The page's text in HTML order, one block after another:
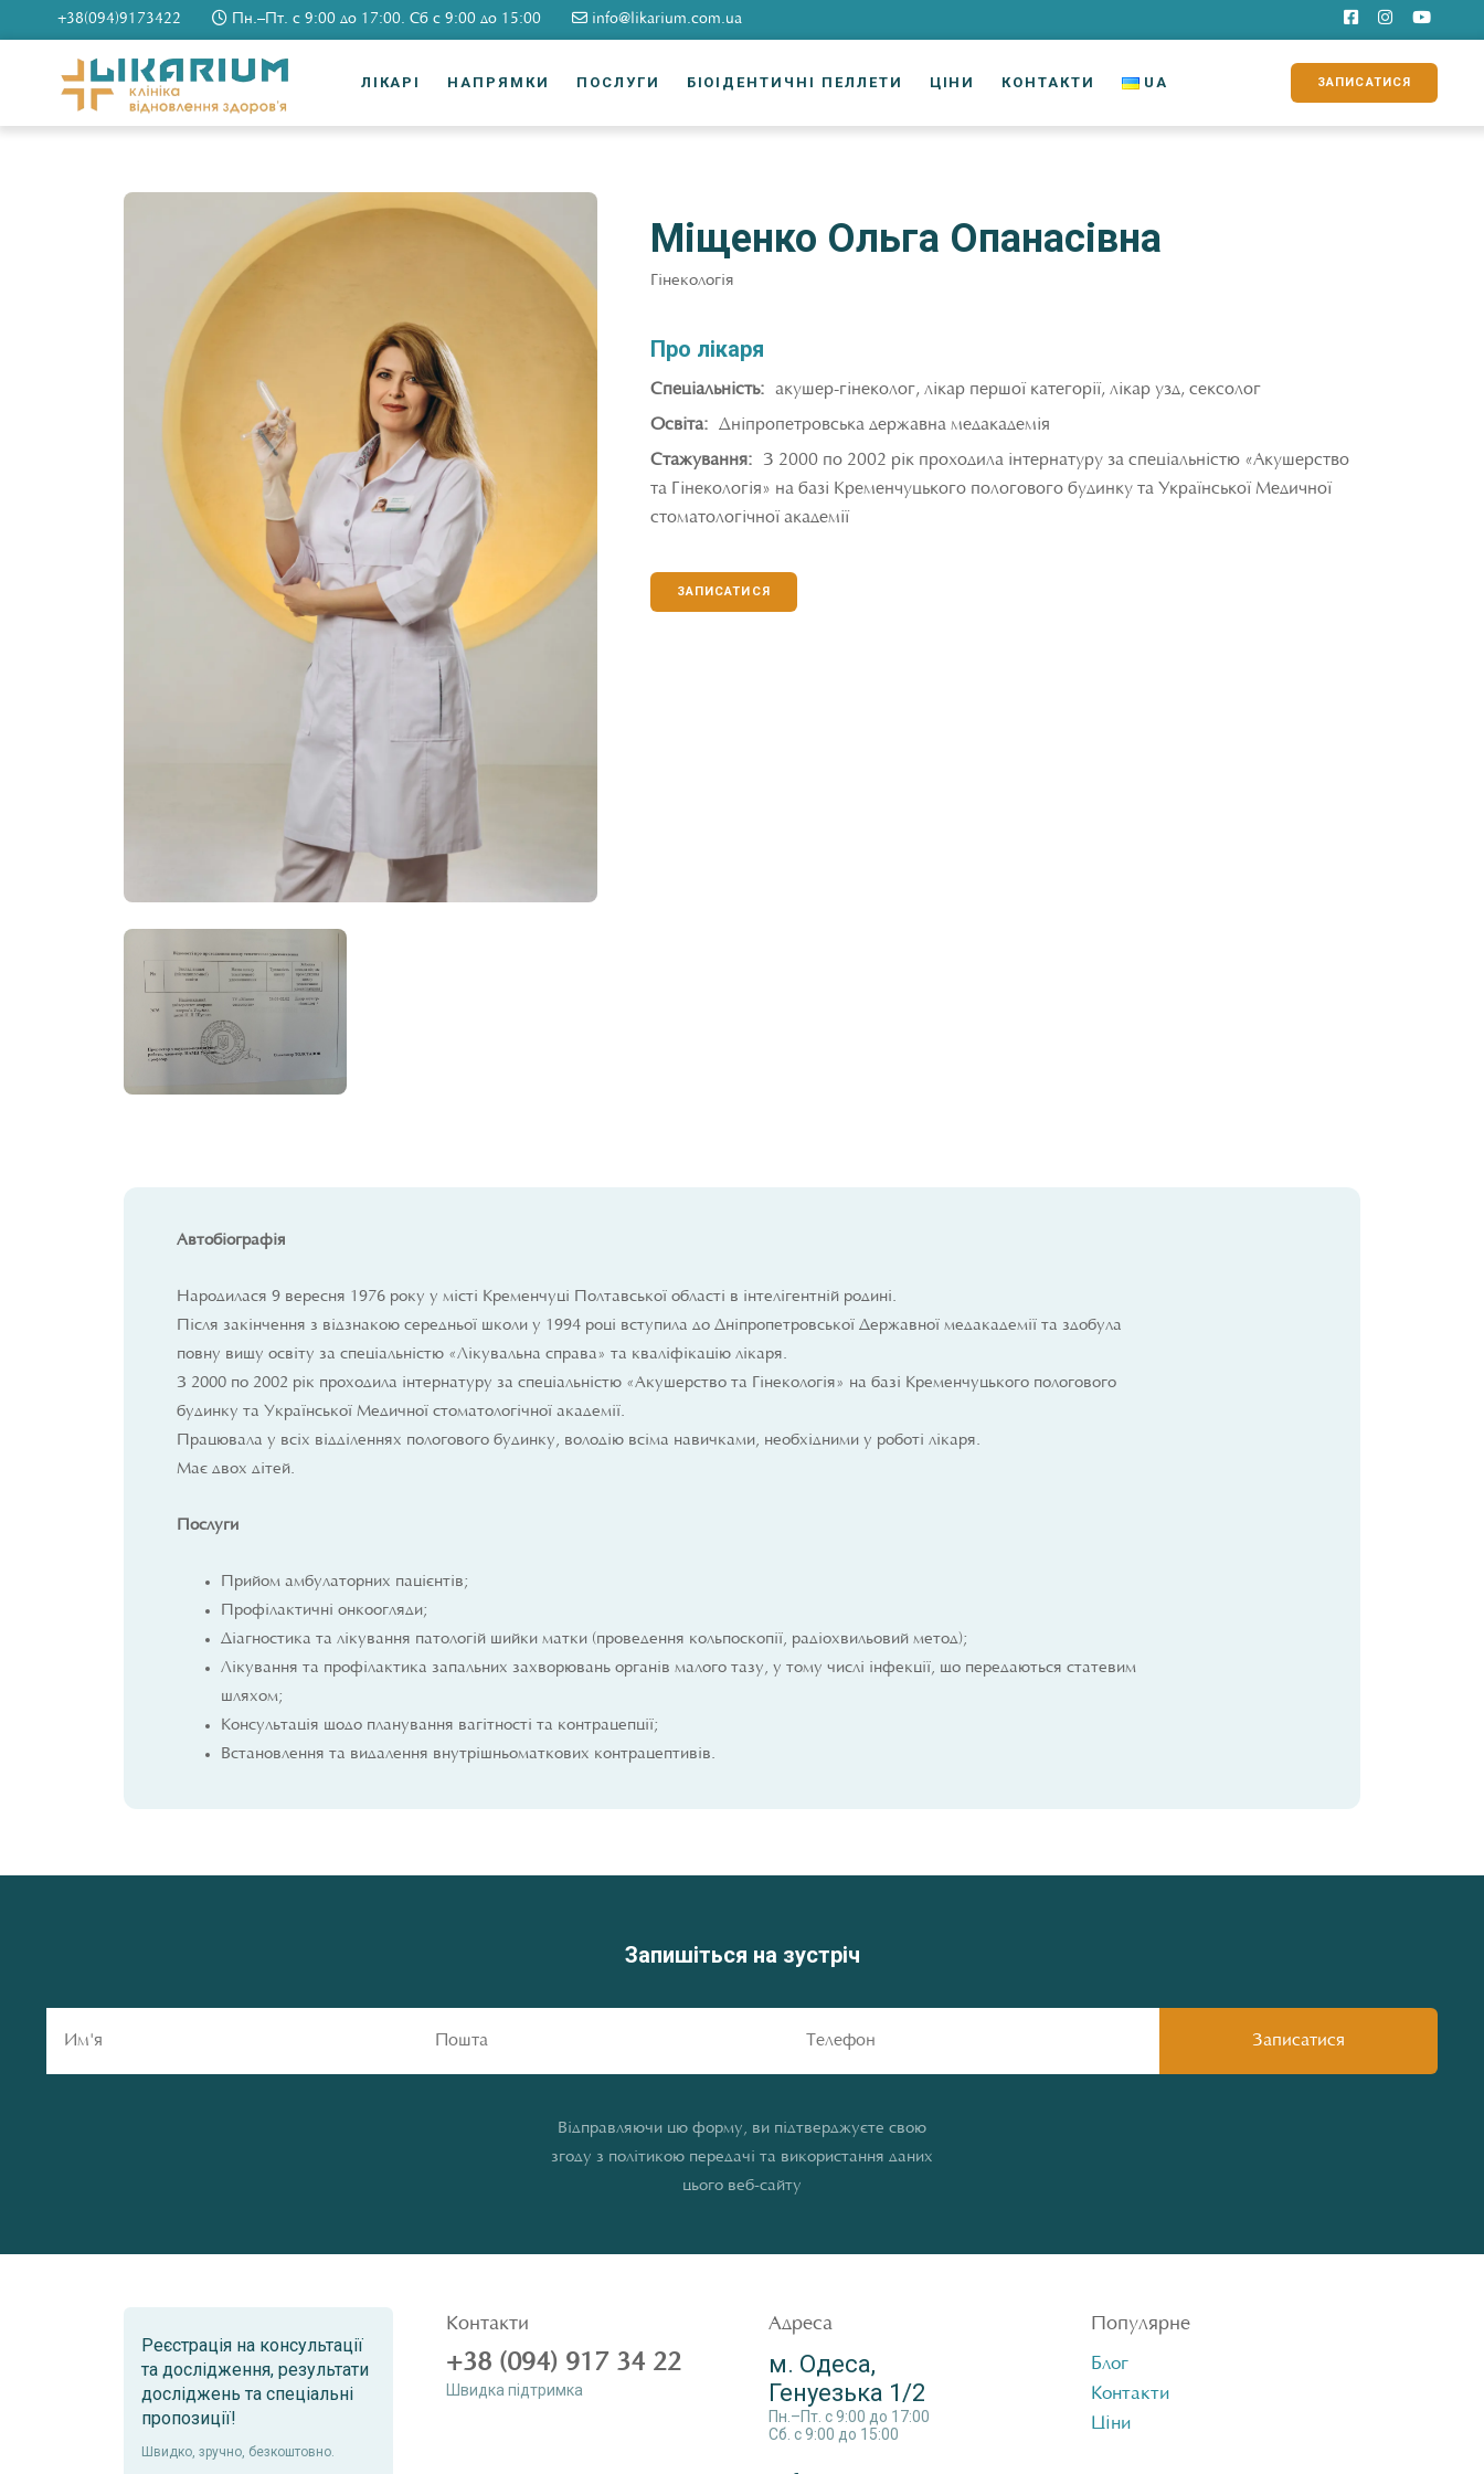
+38(094)9173422 Пн.–Пт. c 9:00 до 17:00. Сб c 9:00 до 15:00 info@likarium.com.ua
ЛІКАРІ НАПРЯМКИ ПОСЛУГИ БІОІДЕНТИЧНІ ПЕЛЛЕТИ ЦІНИ КОНТАКТИ UA ЗАПИСАТИСЯ
Міщенко Ольга Опанасівна
Гінекологія
Про лікаря
Спеціальність:
акушер-гінеколог, лікар першої категорії, лікар узд, сексолог
Освіта:
Дніпропетровська державна медакадемія
Стажування:
З 2000 по 2002 рік проходила інтернатуру за спеціальністю «Акушерство
та Гінекологія» на базі Кременчуцького пологового будинку та Української Медичної
стоматологічної академії
ЗАПИСАТИСЯ
Автобіографія
Народилася 9 вересня 1976 року у місті Кременчуці Полтавської області в інтелігентній родині.
Після закінчення з відзнакою середньої школи у 1994 році вступила до Дніпропетровської Державної медакадемії та здобула
повну вищу освіту за спеціальністю «Лікувальна справа» та кваліфікацію лікаря.
З 2000 по 2002 рік проходила інтернатуру за спеціальністю «Акушерство та Гінекологія» на базі Кременчуцького пологового
будинку та Української Медичної стоматологічної академії.
Працювала у всіх відділеннях пологового будинку, володію всіма навичками, необхідними у роботі лікаря.
Має двох дітей.
Послуги
Прийом амбулаторних пацієнтів;
Профілактичні онкоогляди;
Діагностика та лікування патологій шийки матки (проведення кольпоскопії, радіохвильовий метод);
Лікування та профілактика запальних захворювань органів малого тазу, у тому числі інфекції, що передаються статевим
шляхом;
Консультація щодо планування вагітності та контрацепції;
Встановлення та видалення внутрішньоматкових контрацептивів.
Запишіться на зустріч
Відправляючи цю форму, ви підтверджуєте свою
згоду з політикою передачі та використання даних
цього веб-сайту
Реєстрація на консультації
та дослідження, результати
досліджень та спеціальні
пропозиції!
Швидко, зручно, безкоштовно.
Контакти
+38 (094) 917 34 22
Швидка пiдтримка
Адреса
м. Одеса,
Генуезька 1/2
Пн.–Пт. c 9:00 до 17:00
Сб. c 9:00 до 15:00
Популярне
Блог
Контакти
Ціни